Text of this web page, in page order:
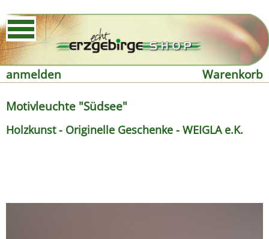
anmelden
Warenkorb
Motivleuchte "Südsee"
Holzkunst - Originelle Geschenke - WEIGLA e.K.